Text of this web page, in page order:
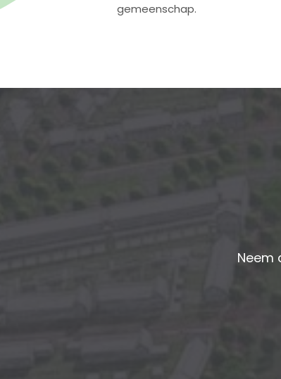
gemeenschap.
Neem